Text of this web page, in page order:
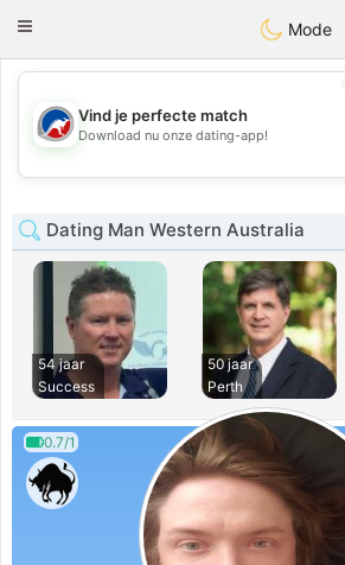
AustraliaChat
Toggle
Mode
💖
💕
Vind je perfecte match
Download nu onze dating-app!
Dating Man Western Australia
54 jaar
Success
50 jaar
Perth
0.7/1